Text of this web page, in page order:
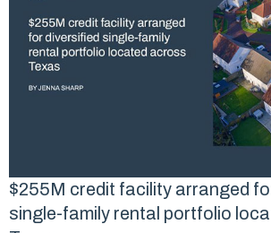
$255M credit facility arranged
single-family rental portfolio